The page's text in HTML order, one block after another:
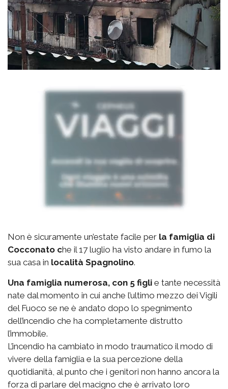
Non è sicuramente un’estate facile per la famiglia di
Cocconato che il 17 luglio ha visto andare in fumo la
sua casa in località Spagnolino.
Una famiglia numerosa, con 5 figli e tante necessità
nate dal momento in cui anche l’ultimo mezzo dei Vigili
del Fuoco se ne è andato dopo lo spegnimento
dell’incendio che ha completamente distrutto
l’immobile.
L’incendio ha cambiato in modo traumatico il modo di
vivere della famiglia e la sua percezione della
quotidianità, al punto che i genitori non hanno ancora la
forza di parlare del macigno che è arrivato loro